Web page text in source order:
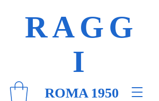
RAGG
I
ROMA 1950